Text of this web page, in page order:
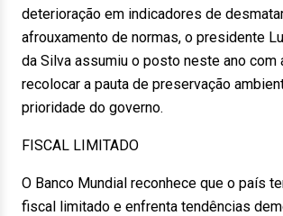
deterioração em indicadores de
afrouxamento de normas, o presidente
da Silva assumiu o posto neste ano com
recolocar a pauta de preservação
prioridade do governo.
FISCAL LIMITADO
O Banco Mundial reconhece que o país
fiscal limitado e enfrenta tendências